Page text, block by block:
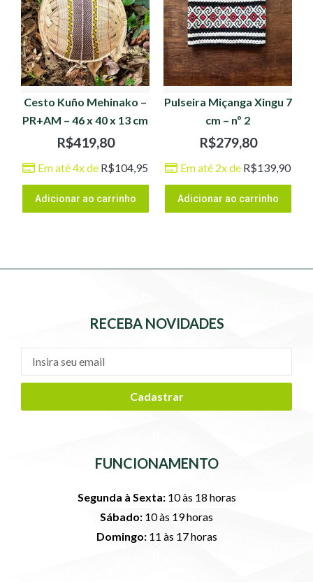
Cesto Kuño Mehinako –
PR+AM – 46 x 40 x 13 cm
R$419,80
Em até 4x de R$104,95
Adicionar ao carrinho
Pulseira Miçanga Xingu 7
cm – nº 2
R$279,80
Em até 2x de R$139,90
Adicionar ao carrinho
RECEBA NOVIDADES
Cadastrar
FUNCIONAMENTO
Segunda à Sexta:10 às 18 horas
Sábado: 10 às 19 horas
Domingo:11 às 17 horas